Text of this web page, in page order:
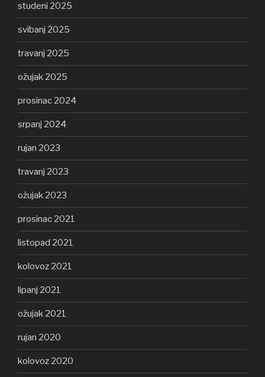
studeni 2025
svibanj 2025
travanj 2025
ožujak 2025
prosinac 2024
srpanj 2024
rujan 2023
travanj 2023
ožujak 2023
prosinac 2021
listopad 2021
kolovoz 2021
lipanj 2021
ožujak 2021
rujan 2020
kolovoz 2020